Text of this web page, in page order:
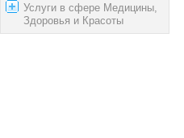
Услуги в сфере Медицины,
Здоровья и Красоты